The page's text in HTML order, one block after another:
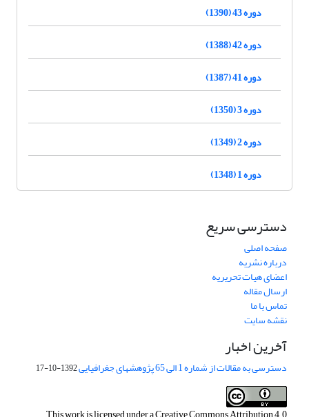
دوره 43 (1390)
دوره 42 (1388)
دوره 41 (1387)
دوره 3 (1350)
دوره 2 (1349)
دوره 1 (1348)
دسترسی سریع
صفحه اصلی
درباره نشریه
اعضای هیات تحریریه
ارسال مقاله
تماس با ما
نقشه سایت
آخرین اخبار
دسترسی به مقالات از شماره 1 الی 65 پژوهشهای جغرافیایی 1392-10-17